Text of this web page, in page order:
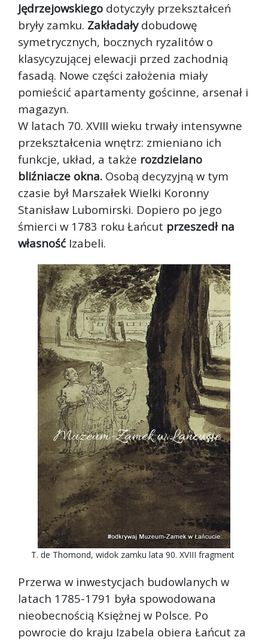
Jędrzejowskiego dotyczyły przekształceń
bryły zamku. Zakładałydobudowę
symetrycznych, bocznych ryzalitów o
klasycyzującej elewacji przed zachodnią
fasadą. Nowe części założenia miały
pomieścić apartamenty gościnne, arsenał i
magazyn.
W latach 70. XVIII wieku trwały intensywne
przekształcenia wnętrz: zmieniano ich
funkcje, układ, a także rozdzielano
bliźniacze okna. Osobą decyzyjną w tym
czasie był Marszałek Wielki Koronny
Stanisław Lubomirski. Dopiero po jego
śmierci w 1783 roku Łańcut przeszedł na
własność Izabeli.
T. de Thomond, widok zamku lata 90. XVIII fragment
Przerwa w inwestycjach budowlanych w
latach 1785-1791 była spowodowana
nieobecnością Księżnej w Polsce. Po
powrocie do kraju Izabela obiera Łańcut za